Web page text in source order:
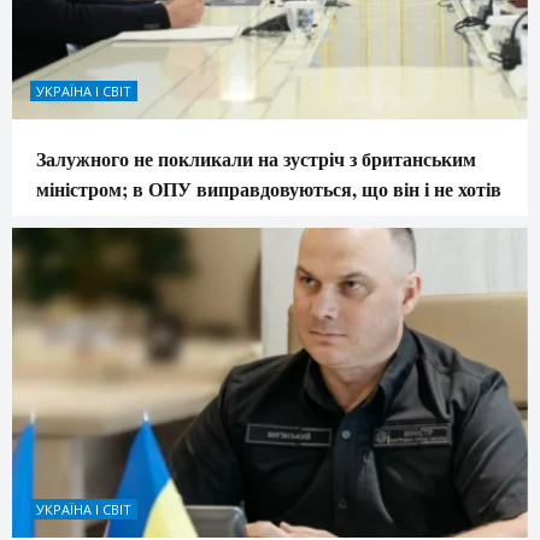
УКРАЇНА І СВІТ
Залужного не покликали на зустріч з британським
міністром; в ОПУ виправдовуються, що він і не хотів
УКРАЇНА І СВІТ